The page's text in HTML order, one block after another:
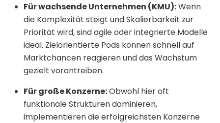
Für wachsende Unternehmen (KMU):Wenn
die Komplexität steigt und Skalierbarkeit zur
Priorität wird, sind agile oder integrierte Modelle
ideal. Zielorientierte Pods können schnell auf
Marktchancen reagieren und das Wachstum
gezielt vorantreiben.
Für große Konzerne:Obwohl hier oft
funktionale Strukturen dominieren,
implementieren die erfolgreichsten Konzerne